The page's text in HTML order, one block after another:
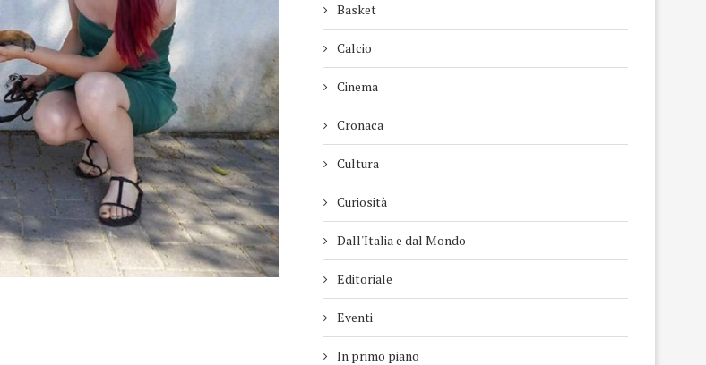
Basket
Calcio
Cinema
Cronaca
Cultura
Curiosità
Dall'Italia e dal Mondo
Editoriale
Eventi
In primo piano